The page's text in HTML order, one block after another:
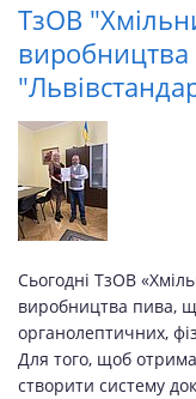
ТзОВ
Сьогодні ТзОВ
виробництва пива,
органолептичних,
Для того, щоб
створити систему